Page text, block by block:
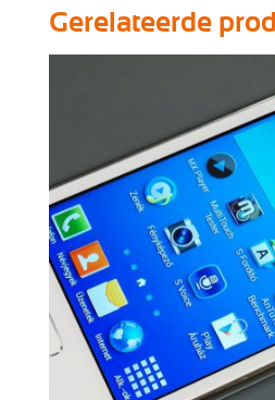
Gerelateerde